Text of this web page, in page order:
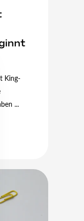
King-
...